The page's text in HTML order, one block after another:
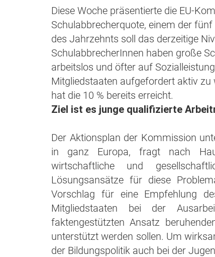
Diese Woche präsentierte die EU-
Schulabbrecherquote, einem der
des Jahrzehnts soll das derzeitige
SchulabbrecherInnen haben große
arbeitslos und öfter auf
Mitgliedstaaten aufgefordert aktiv
hat die 10 % bereits erreicht.
Ziel ist es junge qualifizierte
Der Aktionsplan der Kommission
in ganz Europa, fragt nach
wirtschaftliche und
Lösungsansätze für diese
Vorschlag für eine Empfehlung
Mitgliedstaaten bei der
faktengestützten Ansatz
unterstützt werden sollen. Um
der Bildungspolitik auch bei der